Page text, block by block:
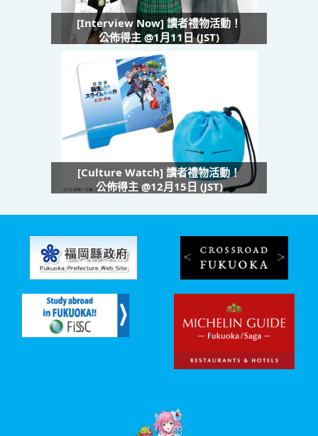
[Interview Now] 讀者禮物活動！
公佈得主 @1月11日 (JST)
[Culture Watch] 讀者禮物活動！
公佈得主 @12月15日 (JST)